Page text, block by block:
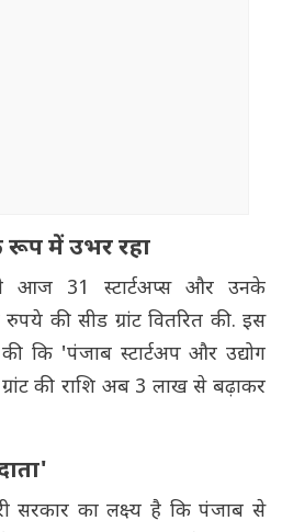
रूप में उभर रहा
आज 31 स्टार्टअप्स और उनके
की सीड ग्रांट वितरित की. इस
कि 'पंजाब स्टार्टअप और उद्योग
की राशि अब 3 लाख से बढ़ाकर
सरकार का लक्ष्य है कि पंजाब से